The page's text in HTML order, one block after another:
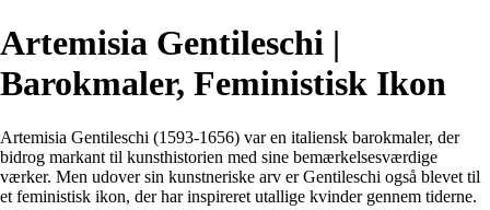
Artemisia Gentileschi |
Barokmaler, Feministisk Ikon
Artemisia Gentileschi (1593-1656) var en italiensk barokmaler, der
bidrog markant til kunsthistorien med sine bemærkelsesværdige
værker. Men udover sin kunstneriske arv er Gentileschi også blevet til
et feministisk ikon, der har inspireret utallige kvinder gennem tiderne.